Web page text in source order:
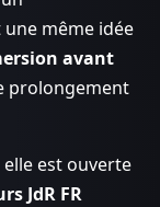
même idée
avant
prolongement
elle est ouverte
JdR FR